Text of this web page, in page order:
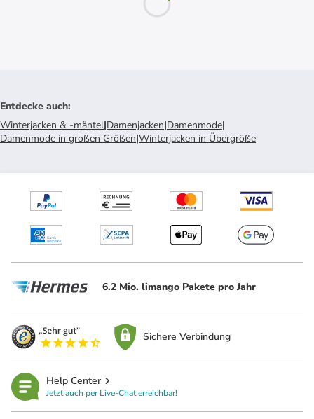
Entdecke auch:
Winterjacken & -mäntel|Damenjacken|Damenmode|
Damenmode in großen Größen|Winterjacken in Übergröße
6.2 Mio. limango Pakete pro Jahr
Sichere Verbindung
Help Center
Jetzt auch per Live-Chat erreichbar!